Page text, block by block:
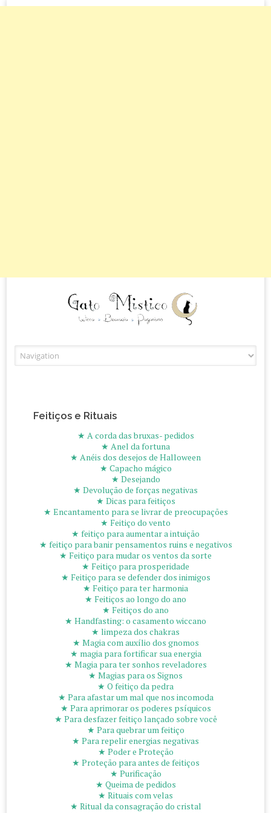
Feitiços e Rituais
★ A corda das bruxas- pedidos
★ Anel da fortuna
★ Anéis dos desejos de Halloween
★ Capacho mágico
★ Desejando
★ Devolução de forças negativas
★ Dicas para feitiços
★ Encantamento para se livrar de preocupações
★ Feitiço do vento
★ feitiço para aumentar a intuição
★ feitiço para banir pensamentos ruins e negativos
★ Feitiço para mudar os ventos da sorte
★ Feitiço para prosperidade
★ Feitiço para se defender dos inimigos
★ Feitiço para ter harmonia
★ Feitiços ao longo do ano
★ Feitiços do ano
★ Handfasting: o casamento wiccano
★ limpeza dos chakras
★ Magia com auxílio dos gnomos
★ magia para fortificar sua energia
★ Magia para ter sonhos reveladores
★ Magias para os Signos
★ O feitiço da pedra
★ Para afastar um mal que nos incomoda
★ Para aprimorar os poderes psíquicos
★ Para desfazer feitiço lançado sobre você
★ Para quebrar um feitiço
★ Para repelir energias negativas
★ Poder e Proteção
★ Proteção para antes de feitiços
★ Purificação
★ Queima de pedidos
★ Rituais com velas
★ Ritual da consagração do cristal